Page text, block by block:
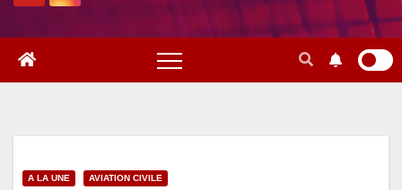
A LA UNE AVIATION CIVILE